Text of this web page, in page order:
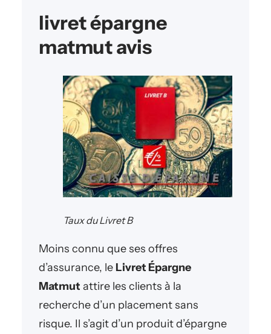
livret épargne
matmut avis
Taux du Livret B
Moins connu que ses offres
d’assurance, le Livret Épargne
Matmut attire les clients à la
recherche d’un placement sans
risque. Il s’agit d’un produit d’épargne